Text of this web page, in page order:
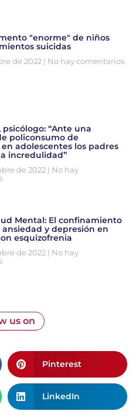
"enorme" de niños
suicidas
de 2022 No hay comentarios
psicólogo: “Ante una
policonsumo de
adolescentes los padres
incredulidad”
de 2022
No hay
Mental: El confinamiento
ansiedad y depresión en
esquizofrenia
de 2022
No hay
us on
Pinterest
LinkedIn